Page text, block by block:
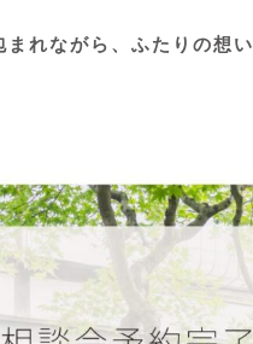
れながら、ふたりの想